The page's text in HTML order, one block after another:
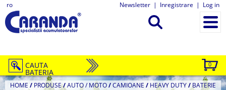
ro Newsletter | Inregistrare | Log in
0
CAUTA
BATERIA
HOME / PRODUSE/AUTO / MOTO/CAMIOANE / HEAVY DUTY/BATERIE